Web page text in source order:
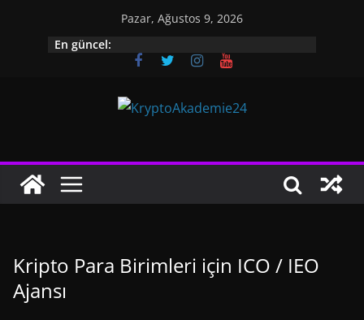
Pazar, Ağustos 9, 2026
En güncel:
Kripto Para Birimleri için ICO / IEO
Ajansı